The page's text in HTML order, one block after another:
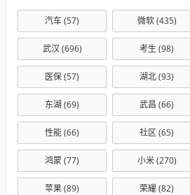
汽车(57) 微软(435)
武汉 (696) 考生 (98)
医保(57) 湖北(93)
东湖 (69) 武昌 (66)
性能(66) 社区 (65)
鸿蒙(77) 小米(270)
苹果(89) 荣耀(82)